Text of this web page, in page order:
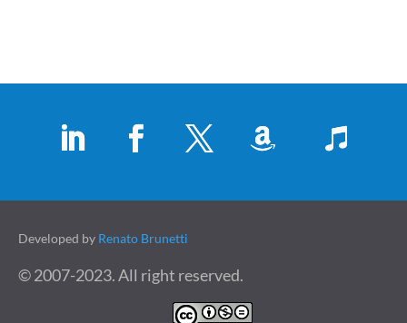
Developed by Renato Brunetti
© 2007-2023. All right reserved.